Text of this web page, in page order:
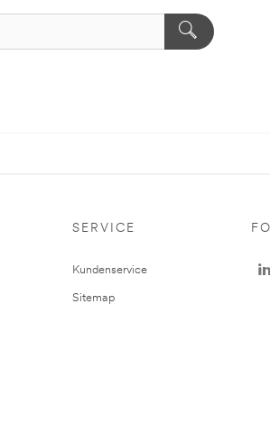
SERVICE
Kundenservice
Sitemap